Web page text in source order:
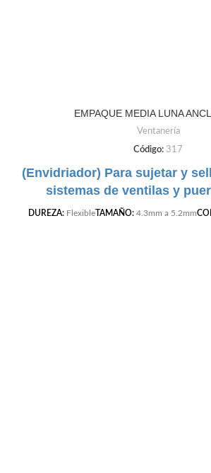
EMPAQUE MEDIA LUNA
Ventanería
Código: 317
(Envidriador) Para sujetar y
sistemas de ventilas y
DUREZA: FlexibleTAMAÑO: 4.3mm a 5.2mm